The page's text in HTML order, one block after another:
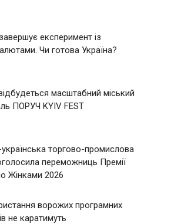
експеримент із
Чи готова Україна?
масштабний міський
ПОРУЧ KYIV FEST
торгово-промислова
переможниць Премії
Жінками 2026
ворожих програмних
не каратимуть